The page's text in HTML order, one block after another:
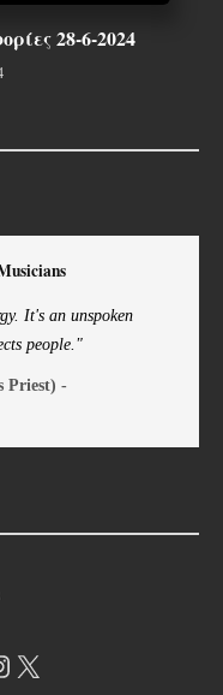
28-6-2024
It's an unspoken
people."
Priest) -